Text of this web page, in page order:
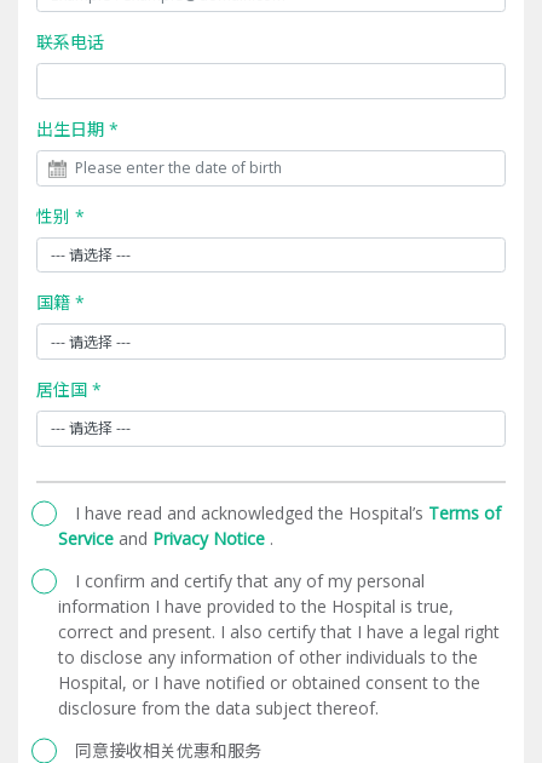
联系电话
出生日期 *
性别 *
国籍 *
居住国 *
I have read and acknowledged the Hospital’s Terms of
Service and Privacy Notice .
I confirm and certify that any of my personal
information I have provided to the Hospital is true,
correct and present. I also certify that I have a legal right
to disclose any information of other individuals to the
Hospital, or I have notified or obtained consent to the
disclosure from the data subject thereof.
同意接收相关优惠和服务